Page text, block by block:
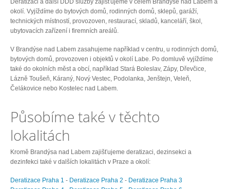
Deratizaci a další DDD služby zajišťujeme v celém Brandýse nad Labem a
okolí. Vyjíždíme do bytových domů, rodinných domů, sklepů, garáží,
technických místností, provozoven, restaurací, skladů, kanceláří, škol,
ubytovacích zařízení i firemních areálů.
V Brandýse nad Labem zasahujeme například v centru, u rodinných domů,
bytových domů, provozoven i objektů v okolí Labe. Po domluvě vyjíždíme
také do okolních měst a obcí, například Stará Boleslav, Zápy, Dřevčice,
Lázně Toušeň, Káraný, Nový Vestec, Podolanka, Jenštejn, Veleň,
Čelákovice nebo Kostelec nad Labem.
Působíme také v těchto
lokalitách
Kromě Brandýsa nad Labem zajišťujeme deratizaci, dezinsekci a
dezinfekci také v dalších lokalitách v Praze a okolí:
Deratizace Praha 1 - Deratizace Praha 2 - Deratizace Praha 3